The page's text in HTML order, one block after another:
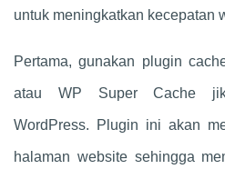
untuk meningkatkan kecepatan
Pertama, gunakan plugin
atau WP Super Cache
WordPress. Plugin ini akan
halaman website sehingga